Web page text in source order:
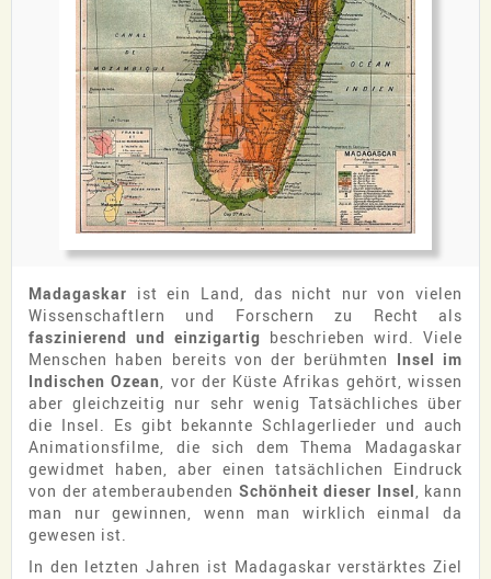
Madagaskar ist ein Land, das nicht nur von vielen
Wissenschaftlern und Forschern zu Recht als
faszinierend und einzigartig beschrieben wird. Viele
Menschen haben bereits von der berühmten Insel im
Indischen Ozean, vor der Küste Afrikas gehört, wissen
aber gleichzeitig nur sehr wenig Tatsächliches über
die Insel. Es gibt bekannte Schlagerlieder und auch
Animationsfilme, die sich dem Thema Madagaskar
gewidmet haben, aber einen tatsächlichen Eindruck
von der atemberaubenden Schönheit dieser Insel, kann
man nur gewinnen, wenn man wirklich einmal da
gewesen ist.
In den letzten Jahren ist Madagaskar verstärktes Ziel